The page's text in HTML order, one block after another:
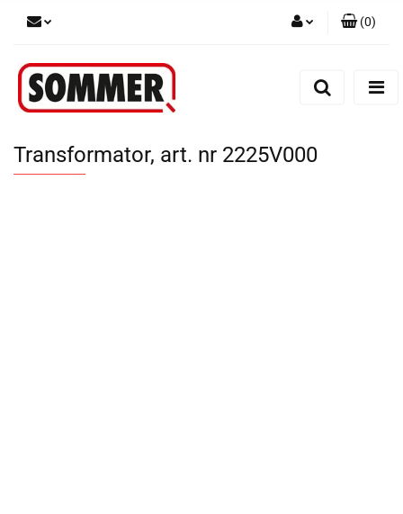
(0)
Transformator, art. nr 2225V000